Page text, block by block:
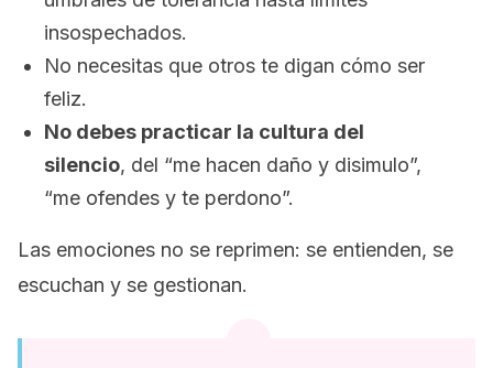
insospechados.
No necesitas que otros te digan cómo ser
feliz.
No debes practicar la cultura del
silencio, del “me hacen daño y disimulo”,
“me ofendes y te perdono”.
Las emociones no se reprimen: se entienden, se
escuchan y se gestionan.